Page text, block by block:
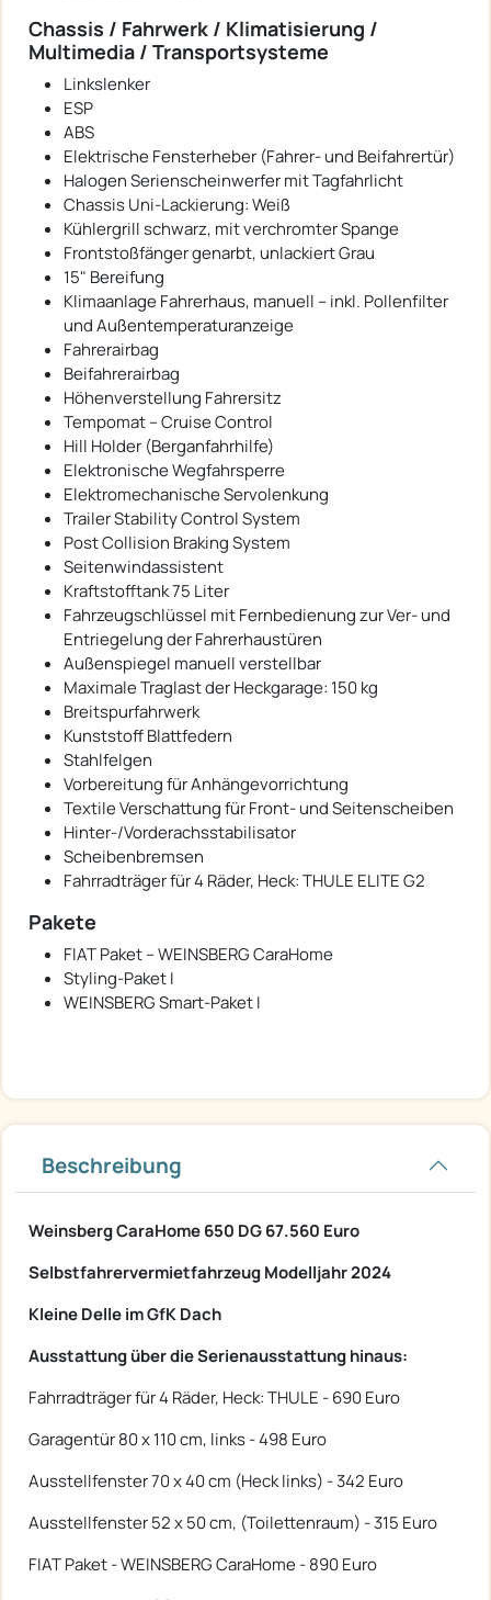
Chassis / Fahrwerk / Klimatisierung /
Multimedia / Transportsysteme
Linkslenker
ESP
ABS
Elektrische Fensterheber (Fahrer- und Beifahrertür)
Halogen Serienscheinwerfer mit Tagfahrlicht
Chassis Uni-Lackierung: Weiß
Kühlergrill schwarz, mit verchromter Spange
Frontstoßfänger genarbt, unlackiert Grau
15" Bereifung
Klimaanlage Fahrerhaus, manuell – inkl. Pollenfilter
und Außentemperaturanzeige
Fahrerairbag
Beifahrerairbag
Höhenverstellung Fahrersitz
Tempomat – Cruise Control
Hill Holder (Berganfahrhilfe)
Elektronische Wegfahrsperre
Elektromechanische Servolenkung
Trailer Stability Control System
Post Collision Braking System
Seitenwindassistent
Kraftstofftank 75 Liter
Fahrzeugschlüssel mit Fernbedienung zur Ver- und
Entriegelung der Fahrerhaustüren
Außenspiegel manuell verstellbar
Maximale Traglast der Heckgarage: 150 kg
Breitspurfahrwerk
Kunststoff Blattfedern
Stahlfelgen
Vorbereitung für Anhängevorrichtung
Textile Verschattung für Front- und Seitenscheiben
Hinter-/Vorderachsstabilisator
Scheibenbremsen
Fahrradträger für 4 Räder, Heck: THULE ELITE G2
Pakete
FIAT Paket – WEINSBERG CaraHome
Styling-Paket I
WEINSBERG Smart-Paket I
Beschreibung
Weinsberg CaraHome 650 DG 67.560 Euro
Selbstfahrervermietfahrzeug Modelljahr 2024
Kleine Delle im GfK Dach
Ausstattung über die Serienausstattung hinaus:
Fahrradträger für 4 Räder, Heck: THULE - 690 Euro
Garagentür 80 x 110 cm, links - 498 Euro
Ausstellfenster 70 x 40 cm (Heck links) - 342 Euro
Ausstellfenster 52 x 50 cm, (Toilettenraum) - 315 Euro
FIAT Paket - WEINSBERG CaraHome - 890 Euro